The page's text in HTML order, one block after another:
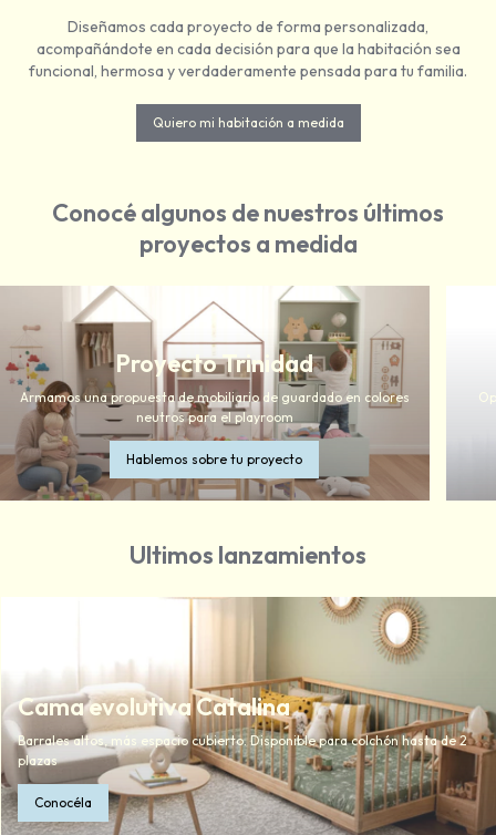
Diseñamos cada proyecto de forma personalizada,
acompañándote en cada decisión para que la habitación sea
funcional, hermosa y verdaderamente pensada para tu familia.
Quiero mi habitación a medida
Conocé algunos de nuestros últimos
proyectos a medida
Proyecto Trinidad
Armamos una propuesta de mobiliario de guardado en colores
neutros para el playroom
Hablemos sobre tu proyecto
Ultimos lanzamientos
Cama evolutiva Catalina
Barrales altos, más espacio cubierto. Disponible para colchón hasta de 2
plazas
Conocéla